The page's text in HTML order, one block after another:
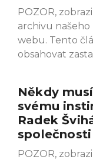
POZOR,
archivu
webu. Tento
obsahovat
Někdy
svému
Radek
POZOR,